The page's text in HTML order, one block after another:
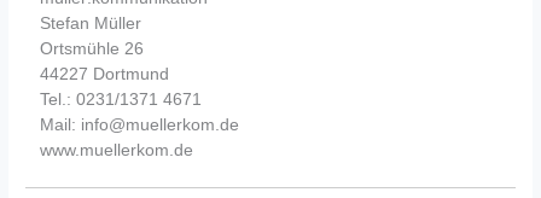
Stefan Müller
Ortsmühle 26
44227 Dortmund
Tel.: 0231/1371 4671
Mail: info@muellerkom.de
www.muellerkom.de